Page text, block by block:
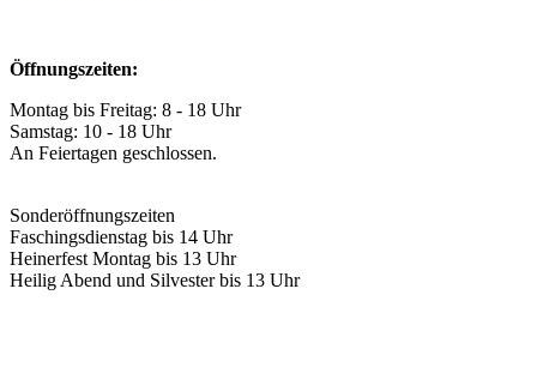
Öffnungszeiten:
Montag bis Freitag: 8 - 18 Uhr
Samstag: 10 - 18 Uhr
An Feiertagen geschlossen.
Sonderöffnungszeiten
Faschingsdienstag bis 14 Uhr
Heinerfest Montag bis 13 Uhr
Heilig Abend und Silvester bis 13 Uhr